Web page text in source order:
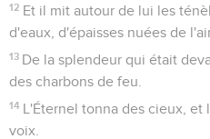
12 Et il mit autour de lui les
d'eaux, d'épaisses nuées de
13 De la splendeur qui était
des charbons de feu.
14 L'Éternel tonna des cieux, et
voix.